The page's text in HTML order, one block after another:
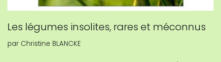
Les légumes insolites, rares et méconnus
par Christine BLANCKE